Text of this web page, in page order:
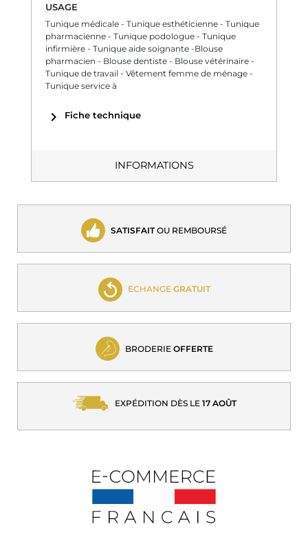
USAGE
Tunique médicale - Tunique esthéticienne - Tunique
pharmacienne - Tunique podologue - Tunique
infirmière - Tunique aide soignante -Blouse
pharmacien - Blouse dentiste - Blouse vétérinaire -
Tunique de travail - Vêtement femme de ménage -
Tunique service à
chevron_right Fiche technique
INFORMATIONS
SATISFAITOU REMBOURSÉ
ECHANGE GRATUIT
BRODERIE OFFERTE
EXPÉDITION DÈS LE 17 AOÛT